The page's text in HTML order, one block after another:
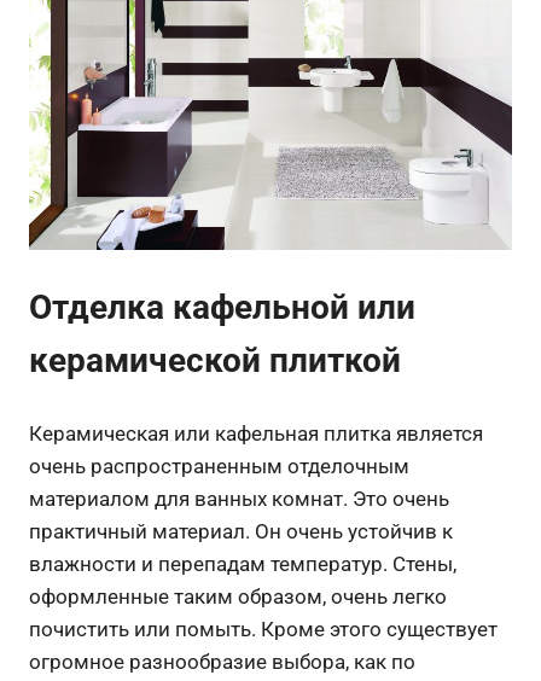
Отделка кафельной или
керамической плиткой
Керамическая или кафельная плитка является
очень распространенным отделочным
материалом для ванных комнат. Это очень
практичный материал. Он очень устойчив к
влажности и перепадам температур. Стены,
оформленные таким образом, очень легко
почистить или помыть. Кроме этого существует
огромное разнообразие выбора, как по